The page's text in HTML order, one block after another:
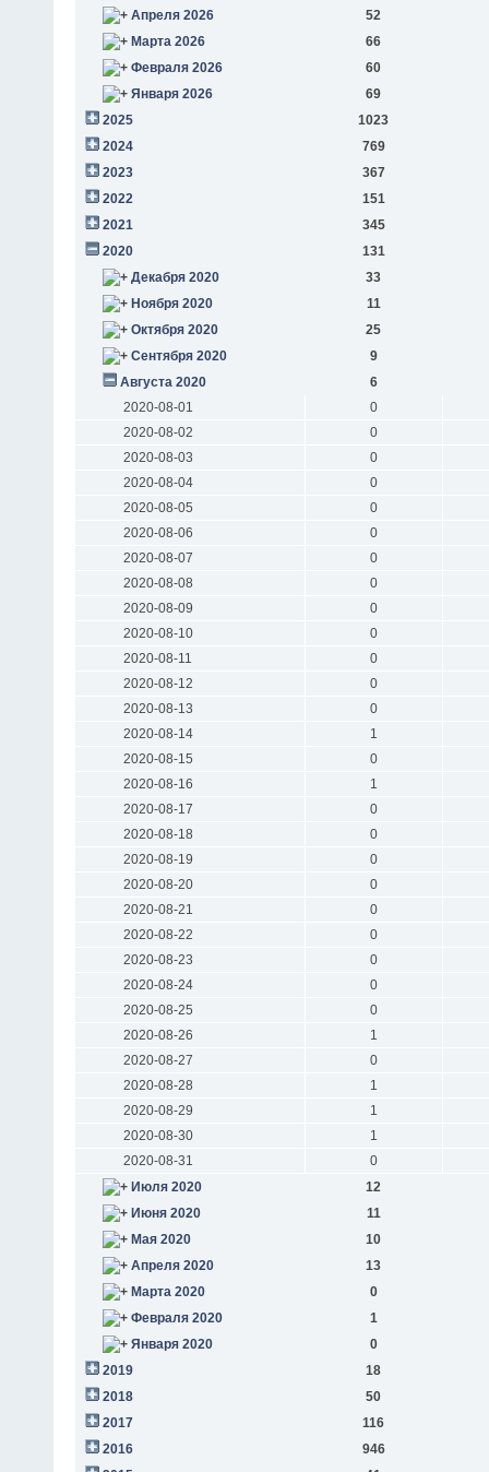
Апреля 2026
52
Марта 2026
66
Февраля 2026
60
Января 2026
69
2025
1023
2024
769
2023
367
2022
151
2021
345
2020
131
Декабря 2020
33
Ноября 2020
11
Октября 2020
25
Сентября 2020
9
Августа 2020
6
2020-08-01
0
2020-08-02
0
2020-08-03
0
2020-08-04
0
2020-08-05
0
2020-08-06
0
2020-08-07
0
2020-08-08
0
2020-08-09
0
2020-08-10
0
2020-08-11
0
2020-08-12
0
2020-08-13
0
2020-08-14
1
2020-08-15
0
2020-08-16
1
2020-08-17
0
2020-08-18
0
2020-08-19
0
2020-08-20
0
2020-08-21
0
2020-08-22
0
2020-08-23
0
2020-08-24
0
2020-08-25
0
2020-08-26
1
2020-08-27
0
2020-08-28
1
2020-08-29
1
2020-08-30
1
2020-08-31
0
Июля 2020
12
Июня 2020
11
Мая 2020
10
Апреля 2020
13
Марта 2020
0
Февраля 2020
1
Января 2020
0
2019
18
2018
50
2017
116
2016
946